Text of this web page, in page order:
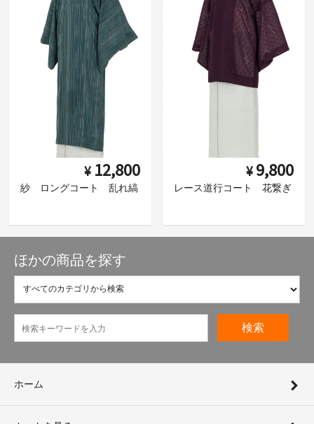
¥ 12,800
紗 ロングコート 乱れ縞
¥ 9,800
レース道行コート 花繋ぎ
ほかの商品を探す
検索
ホーム